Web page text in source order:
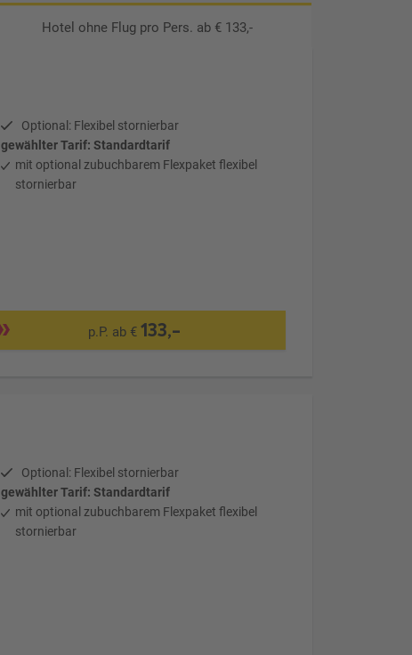
Hotel ohne Flug pro Pers. ab € 133,-
Optional: Flexibel stornierbar
gewählter Tarif: Standardtarif
mit optional zubuchbarem Flexpaket flexibel
stornierbar
p.P. ab € 133,-
Optional: Flexibel stornierbar
gewählter Tarif: Standardtarif
mit optional zubuchbarem Flexpaket flexibel
stornierbar